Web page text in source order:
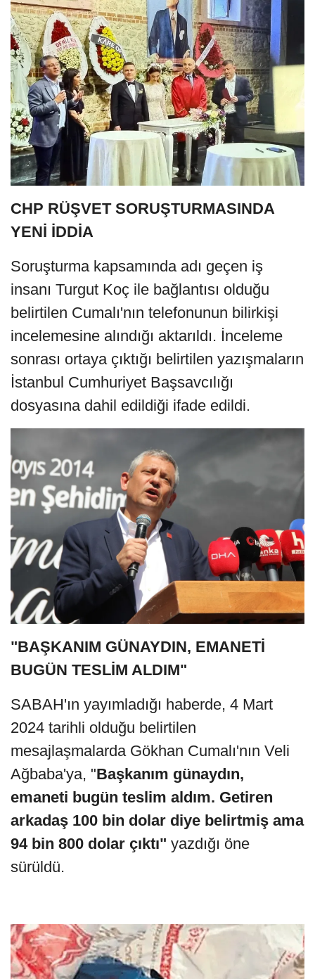
CHP RÜŞVET SORUŞTURMASINDA
YENİ İDDİA
Soruşturma kapsamında adı geçen iş
insanı Turgut Koç ile bağlantısı olduğu
belirtilen Cumalı'nın telefonunun bilirkişi
incelemesine alındığı aktarıldı. İnceleme
sonrası ortaya çıktığı belirtilen yazışmaların
İstanbul Cumhuriyet Başsavcılığı
dosyasına dahil edildiği ifade edildi.
"BAŞKANIM GÜNAYDIN, EMANETİ
BUGÜN TESLİM ALDIM"
SABAH'ın yayımladığı haberde, 4 Mart
2024 tarihli olduğu belirtilen
mesajlaşmalarda Gökhan Cumalı'nın Veli
Ağbaba'ya, "Başkanım günaydın,
emaneti bugün teslim aldım. Getiren
arkadaş 100 bin dolar diye belirtmiş ama
94 bin 800 dolar çıktı" yazdığı öne
sürüldü.